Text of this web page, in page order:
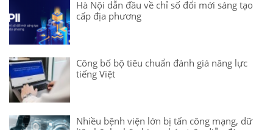
Hà Nội dẫn đầu về chỉ số đổi mới sáng tạo
cấp địa phương
Công bố bộ tiêu chuẩn đánh giá năng lực
tiếng Việt
Nhiều bệnh viện lớn bị tấn công mạng, dữ